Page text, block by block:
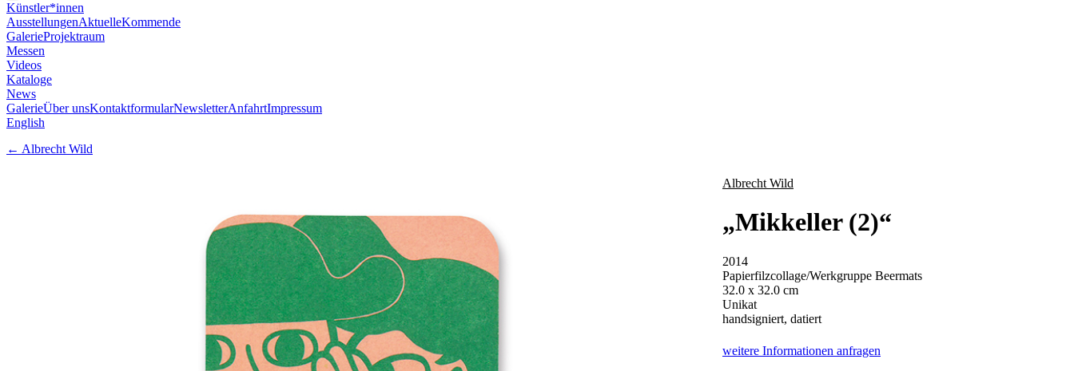
Künstler*innen
AusstellungenAktuelleKommende
GalerieProjektraum
Messen
Videos
Kataloge
News
GalerieÜber unsKontaktformularNewsletterAnfahrtImpressum
English
← Albrecht Wild
Albrecht Wild
„Mikkeller (2)“
2014
Papierfilzcollage/Werkgruppe Beermats
32.0 x 32.0 cm
Unikat
handsigniert, datiert
weitere Informationen anfragen